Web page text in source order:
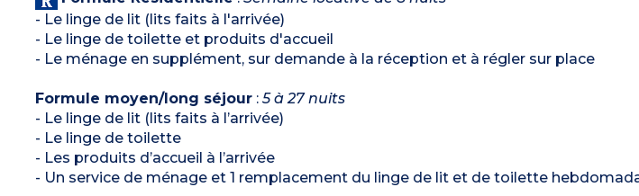
- Le linge de lit (lits faits à l'arrivée)
- Le linge de toilette et produits d'accueil
- Le ménage en supplément, sur demande à la réception et à régler sur place
Formule moyen/long séjour: 5 à 27 nuits
- Le linge de lit (lits faits à l’arrivée)
- Le linge de toilette
- Les produits d’accueil à l’arrivée
- Un service de ménage et 1 remplacement du linge de lit et de toilette